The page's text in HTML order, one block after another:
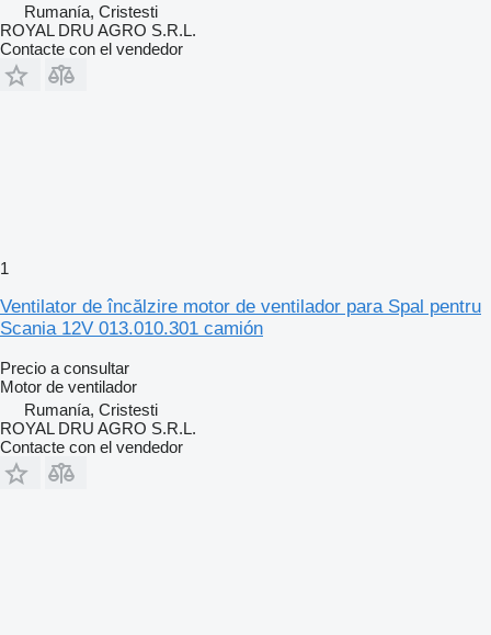
Rumanía, Cristesti
ROYAL DRU AGRO S.R.L.
Contacte con el vendedor
1
Ventilator de încălzire motor de ventilador para Spal pentru
Scania 12V 013.010.301 camión
Precio a consultar
Motor de ventilador
Rumanía, Cristesti
ROYAL DRU AGRO S.R.L.
Contacte con el vendedor